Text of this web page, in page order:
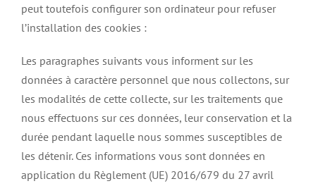
peut toutefois configurer son ordinateur pour refuser
l’installation des cookies :
Les paragraphes suivants vous informent sur les
données à caractère personnel que nous collectons, sur
les modalités de cette collecte, sur les traitements que
nous effectuons sur ces données, leur conservation et la
durée pendant laquelle nous sommes susceptibles de
les détenir. Ces informations vous sont données en
application du Règlement (UE) 2016/679 du 27 avril